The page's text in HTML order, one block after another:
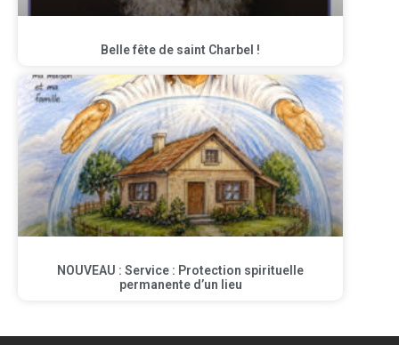
Belle fête de saint Charbel !
NOUVEAU : Service : Protection spirituelle
permanente d’un lieu